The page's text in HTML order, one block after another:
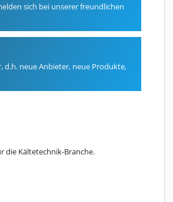
sich bei unserer freundlichen
d.h. neue Anbieter, neue Produkte,
die Kältetechnik-Branche.